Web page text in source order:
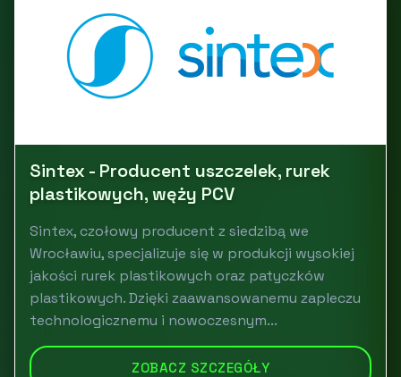
Sintex - Producent uszczelek, rurek
plastikowych, węży PCV
Sintex, czołowy producent z siedzibą we
Wrocławiu, specjalizuje się w produkcji wysokiej
jakości rurek plastikowych oraz patyczków
plastikowych. Dzięki zaawansowanemu zapleczu
technologicznemu i nowoczesnym...
ZOBACZ SZCZEGÓŁY